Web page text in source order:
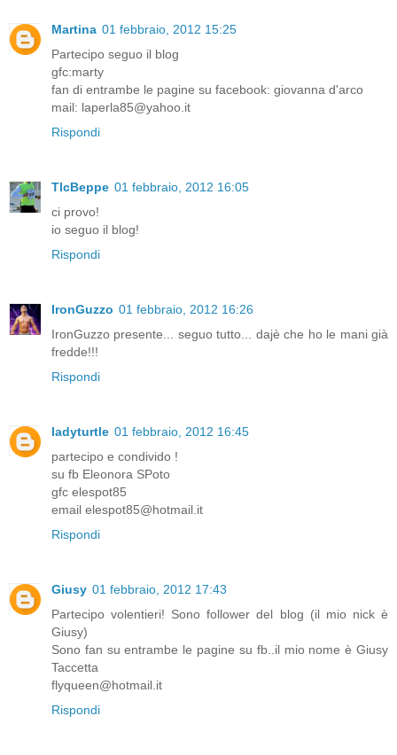
Martina 01 febbraio, 2012 15:25
Partecipo seguo il blog
gfc:marty
fan di entrambe le pagine su facebook: giovanna d'arco
mail: laperla85@yahoo.it
Rispondi
TlcBeppe 01 febbraio, 2012 16:05
ci provo!
io seguo il blog!
Rispondi
IronGuzzo 01 febbraio, 2012 16:26
IronGuzzo presente... seguo tutto... dajè che ho le mani già
fredde!!!
Rispondi
ladyturtle 01 febbraio, 2012 16:45
partecipo e condivido !
su fb Eleonora SPoto
gfc elespot85
email elespot85@hotmail.it
Rispondi
Giusy 01 febbraio, 2012 17:43
Partecipo volentieri! Sono follower del blog (il mio nick è
Giusy)
Sono fan su entrambe le pagine su fb..il mio nome è Giusy
Taccetta
flyqueen@hotmail.it
Rispondi